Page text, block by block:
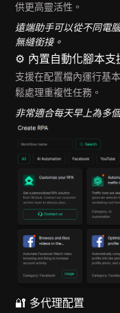
供更高靈活性。
遠端助手可以從不同電
無縫銜接。
⚙️ 內置自動化腳本支
支援在配置檔內運行基
鬆處理重複性任務。
非常適合每天早上為多
🔐 多代理配置